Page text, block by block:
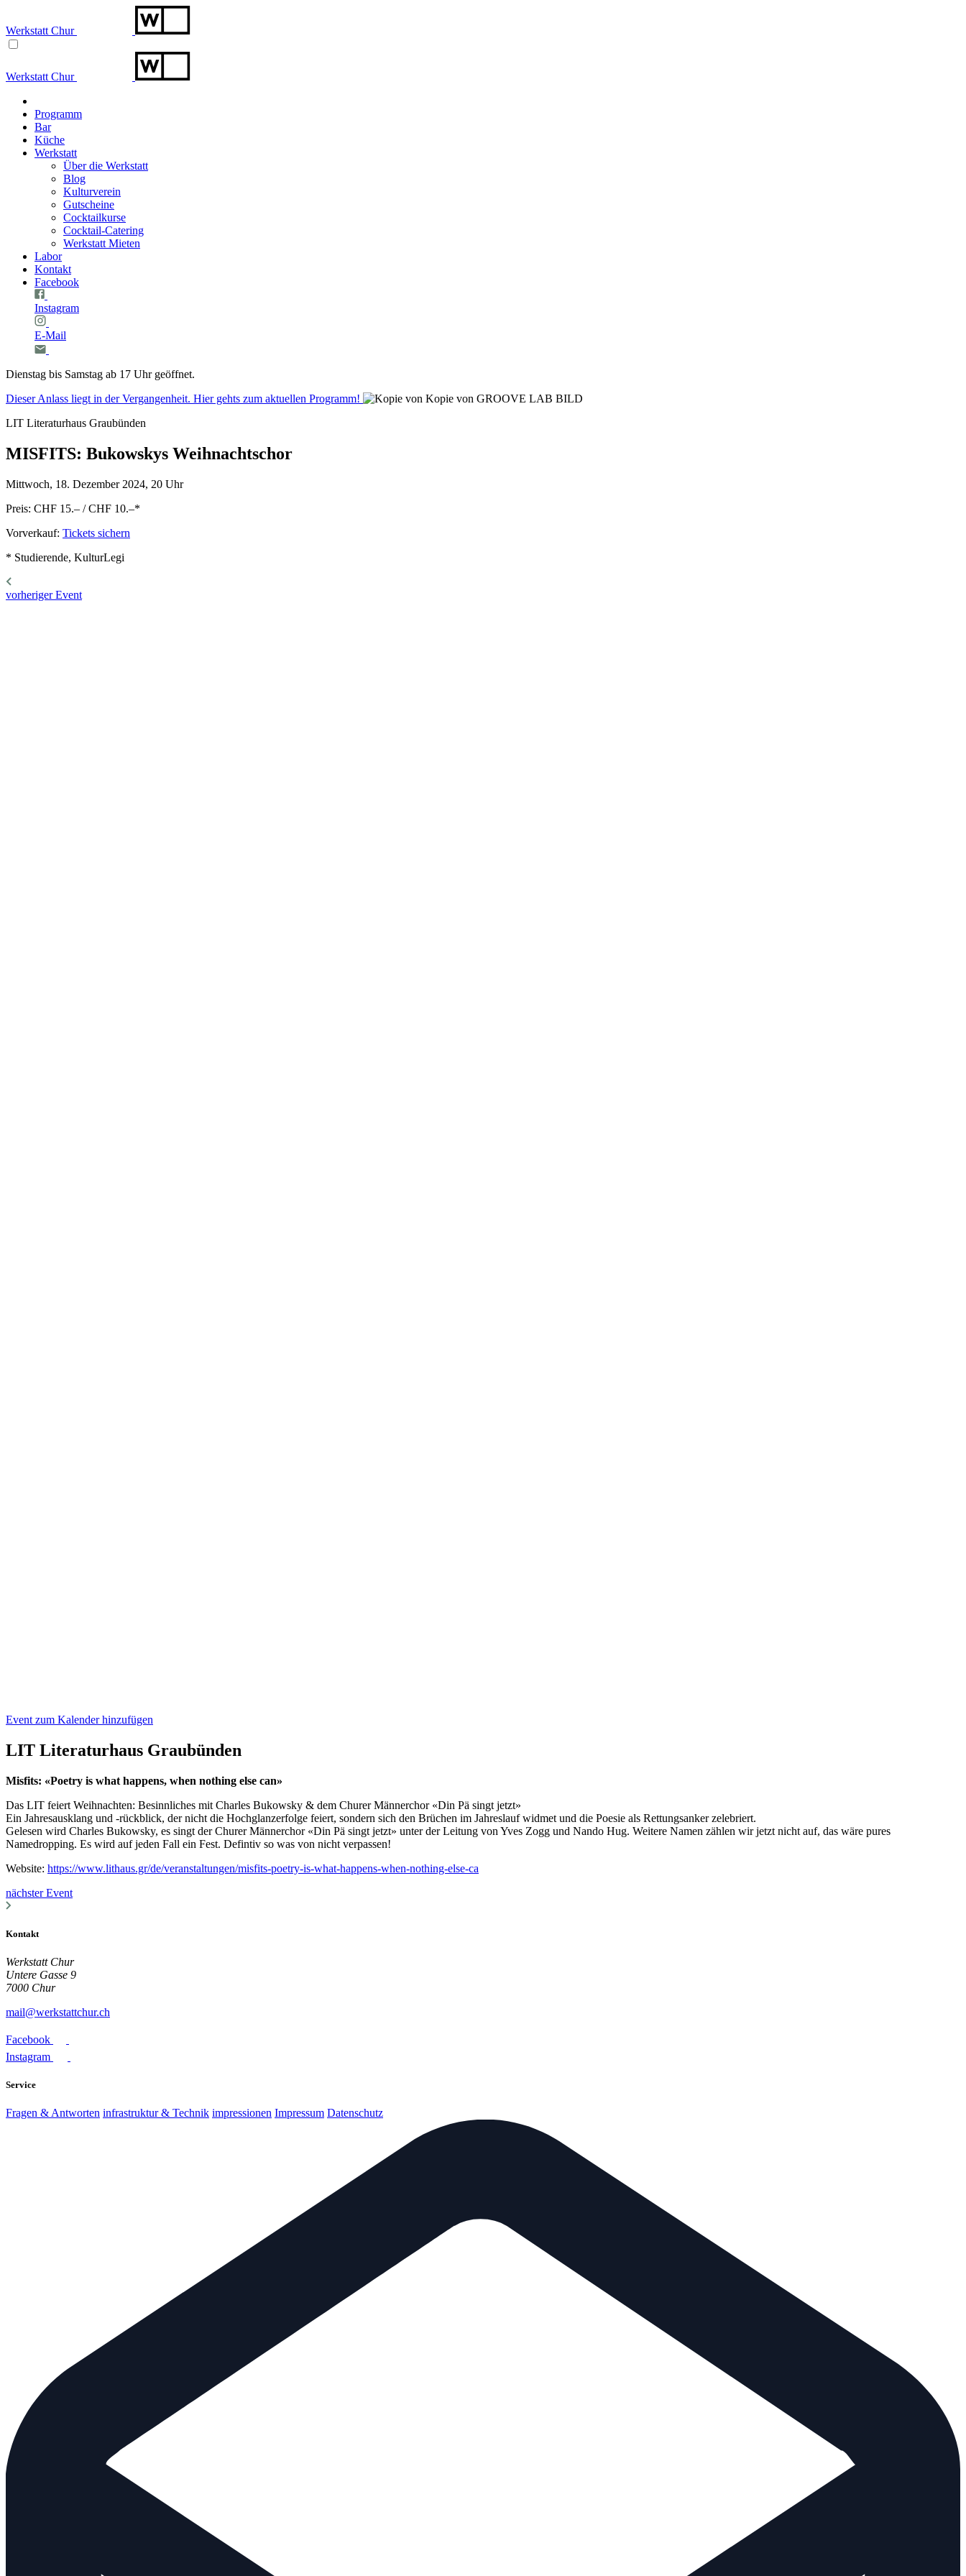
Werkstatt Chur
Werkstatt Chur
Programm
Bar
Küche
Werkstatt
Über die Werkstatt
Blog
Kulturverein
Gutscheine
Cocktailkurse
Cocktail-Catering
Werkstatt Mieten
Labor
Kontakt
Facebook
Instagram
E-Mail
Dienstag bis Samstag ab 17 Uhr geöffnet.
Dieser Anlass liegt in der Vergangenheit. Hier gehts zum aktuellen Programm!
LIT Literaturhaus Graubünden
MISFITS: Bukowskys Weihnachtschor
Mittwoch, 18. Dezember 2024, 20 Uhr
Preis: CHF 15.– / CHF 10.–*
Vorverkauf: Tickets sichern
* Studierende, KulturLegi
vorheriger Event
Event zum Kalender hinzufügen
LIT Literaturhaus Graubünden
Misfits: «Poetry is what happens, when nothing else can»
Das LIT feiert Weihnachten: Besinnliches mit Charles Bukowsky & dem Churer Männerchor «Din Pä singt jetzt»
Ein Jahresausklang und -rückblick, der nicht die Hochglanzerfolge feiert, sondern sich den Brüchen im Jahreslauf widmet und die Poesie als Rettungsanker zelebriert.
Gelesen wird Charles Bukowsky, es singt der Churer Männerchor «Din Pä singt jetzt» unter der Leitung von Yves Zogg und Nando Hug. Weitere Namen zählen wir jetzt nicht auf, das wäre pures
Namedropping. Es wird auf jeden Fall ein Fest. Defintiv so was von nicht verpassen!
Website: https://www.lithaus.gr/de/veranstaltungen/misfits-poetry-is-what-happens-when-nothing-else-ca
nächster Event
Kontakt
Werkstatt Chur
Untere Gasse 9
7000 Chur
mail@werkstattchur.ch
Facebook
Instagram
Service
Fragen & Antworten infrastruktur & Technik impressionen Impressum Datenschutz